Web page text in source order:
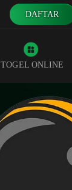
DAFTAR
TOGEL ONLINE